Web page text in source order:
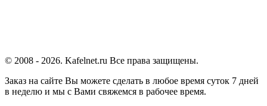
© 2008 - 2026. Kafelnet.ru Все права защищены.
Заказ на сайте Вы можете сделать в любое время суток 7 дней
в неделю и мы с Вами свяжемся в рабочее время.